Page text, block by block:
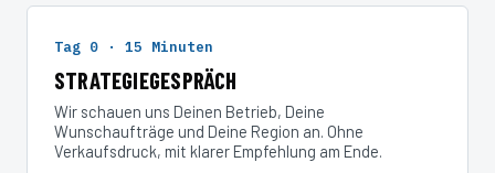
Tag 0 · 15 Minuten
STRATEGIEGESPRÄCH
Wir schauen uns Deinen Betrieb, Deine
Wunschaufträge und Deine Region an. Ohne
Verkaufsdruck, mit klarer Empfehlung am Ende.